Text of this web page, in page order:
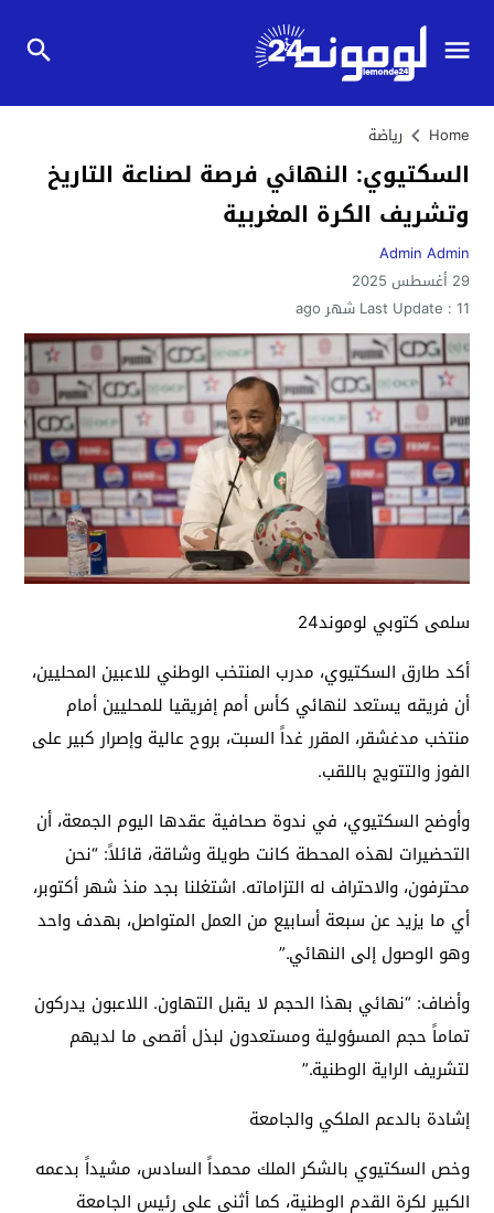
Home رياضة
السكتيوي: النهائي فرصة لصناعة التاريخ
وتشريف الكرة المغربية
Admin Admin
29 أغسطس 2025
Last Update : 11 شهر ago
سلمى كتوبي لوموند24
أكد طارق السكتيوي، مدرب المنتخب الوطني للاعبين المحليين،
أن فريقه يستعد لنهائي كأس أمم إفريقيا للمحليين أمام
منتخب مدغشقر، المقرر غداً السبت، بروح عالية وإصرار كبير على
الفوز والتتويج باللقب.
وأوضح السكتيوي، في ندوة صحافية عقدها اليوم الجمعة، أن
التحضيرات لهذه المحطة كانت طويلة وشاقة، قائلاً: “نحن
محترفون، والاحتراف له التزاماته. اشتغلنا بجد منذ شهر أكتوبر،
أي ما يزيد عن سبعة أسابيع من العمل المتواصل، بهدف واحد
وهو الوصول إلى النهائي.”
وأضاف: “نهائي بهذا الحجم لا يقبل التهاون. اللاعبون يدركون
تماماً حجم المسؤولية ومستعدون لبذل أقصى ما لديهم
لتشريف الراية الوطنية.”
إشادة بالدعم الملكي والجامعة
وخص السكتيوي بالشكر الملك محمداً السادس، مشيداً بدعمه
الكبير لكرة القدم الوطنية، كما أثنى على رئيس الجامعة